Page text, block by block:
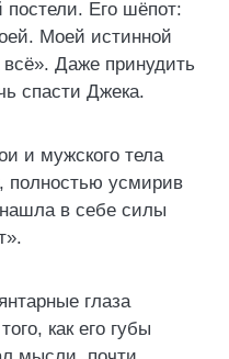
постели. Его шёпот:
Моей истинной
всё». Даже принудить
спасти Джека.
и мужского тела
полностью усмирив
в себе силы
глаза
как его губы